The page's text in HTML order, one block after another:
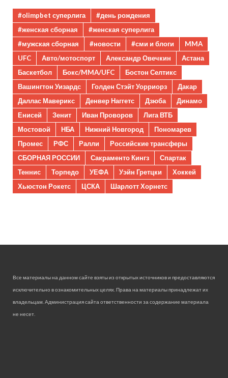
#olimpbet суперлига
#день рождения
#женская сборная
#женская суперлига
#мужская сборная
#новости #сми и блоги
MMA
UFC
Авто/мотоспорт Александр Овечкин
Астана
Баскетбол
Бокс/MMA/UFC
Бостон Селтикс
Вашингтон Уизардс
Голден Стэйт Уорриорз
Дакар
Даллас Маверикс
Денвер Наггетс Дзюба
Динамо
Енисей
Зенит Иван Проворов
Лига ВТБ
Мостовой
НБА Нижний Новгород
Пономарев
Промес
РФС Ралли
Российские трансферы
СБОРНАЯ РОССИИ
Сакраменто Кингз
Спартак
Теннис
Торпедо УЕФА Уэйн Гретцки
Хоккей
Хьюстон Рокетс
ЦСКА Шарлотт Хорнетс
Все материалы на данном сайте взяты из открытых источников и предоставляются
исключительно в ознакомительных целях. Права на материалы принадлежат их
владельцам. Администрация сайта ответственности за содержание материала
не несет.